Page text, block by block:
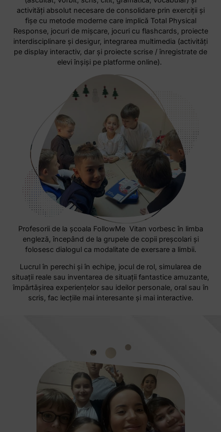
activități absolut necesare de consolidare prin exerciții și
fișe cu metode moderne care implică Total Physical
Response, jocuri de mișcare, jocuri cu flashcards, proiecte
interdisciplinare și desigur, integrarea multimedia (activități
pe display interactiv, dar și proiecte scrise / înregistrate de
elevi înșiși pe platforme online).
Profesorii de la școala FollowMe Vitan vorbesc în limba
engleză, începând de la grupele de copii preșcolari și
folosesc dialogul ca modalitate de exersare a limbii.
Lucrul în perechi și în echipe, jocul de rol, simularea de
situații reale sau inventarea de situații fantastice amuzante,
împărtășirea experiențelor sau ideilor personale, oral sau în
scris, fac lecțiile mai interesante și mai interactive.